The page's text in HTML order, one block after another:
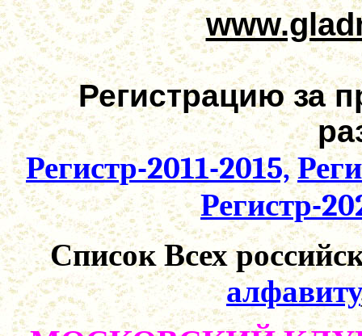
Регистрацию за
Регистр-2011-2015,
Регистр-
Список Всех
алфавиту